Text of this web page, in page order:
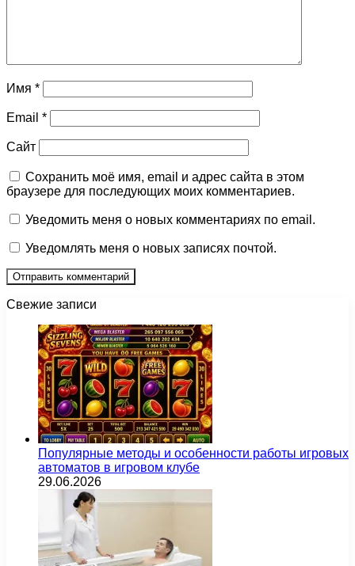
Имя *
Email *
Сайт
Сохранить моё имя, email и адрес сайта в этом
браузере для последующих моих комментариев.
Уведомить меня о новых комментариях по email.
Уведомлять меня о новых записях почтой.
Свежие записи
Популярные методы и особенности работы игровых
автоматов в игровом клубе
29.06.2026